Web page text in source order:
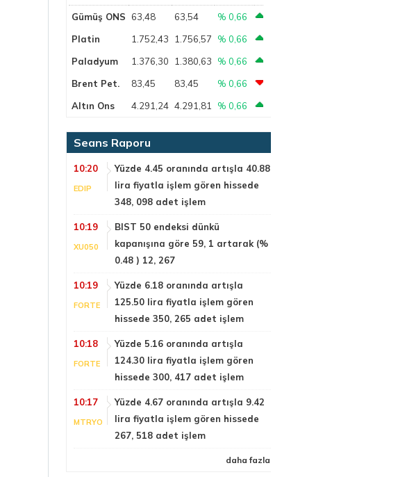
Gümüş ONS 63,48 63,54
% 0,66
Platin
1.752,43 1.756,57
% 0,66
Paladyum
1.376,30 1.380,63
% 0,66
Brent Pet.
83,45 83,45
% 0,66
Altın Ons
4.291,24 4.291,81 % 0,66
Seans Raporu
10:20
EDIP
Yüzde 4.45 oranında artışla 40.88
lira fiyatla işlem gören hissede
348, 098 adet işlem
10:19
XU050
BIST 50 endeksi dünkü
kapanışına göre 59, 1 artarak (%
0.48 ) 12, 267
10:19
FORTE
Yüzde 6.18 oranında artışla
125.50 lira fiyatla işlem gören
hissede 350, 265 adet işlem
10:18
FORTE
Yüzde 5.16 oranında artışla
124.30 lira fiyatla işlem gören
hissede 300, 417 adet işlem
10:17
MTRYO
Yüzde 4.67 oranında artışla 9.42
lira fiyatla işlem gören hissede
267, 518 adet işlem
daha fazla